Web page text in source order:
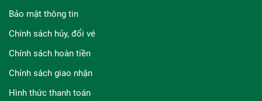
Bảo mật thông tin
Chính sách hủy, đổi vé
Chính sách hoàn tiền
Chính sách giao nhận
Hình thức thanh toán